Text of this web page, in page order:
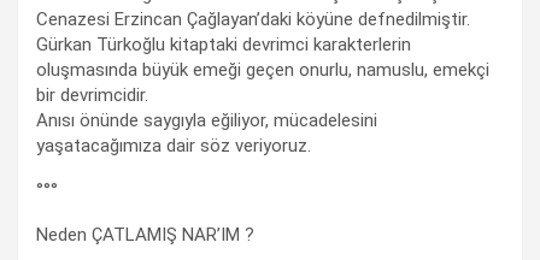
Cenazesi Erzincan Çağlayan’daki köyüne defnedilmiştir.
Gürkan Türkoğlu kitaptaki devrimci karakterlerin
oluşmasında büyük emeği geçen onurlu, namuslu, emekçi
bir devrimcidir.
Anısı önünde saygıyla eğiliyor, mücadelesini
yaşatacağımıza dair söz veriyoruz.
°°°
Neden ÇATLAMIŞ NAR’IM ?